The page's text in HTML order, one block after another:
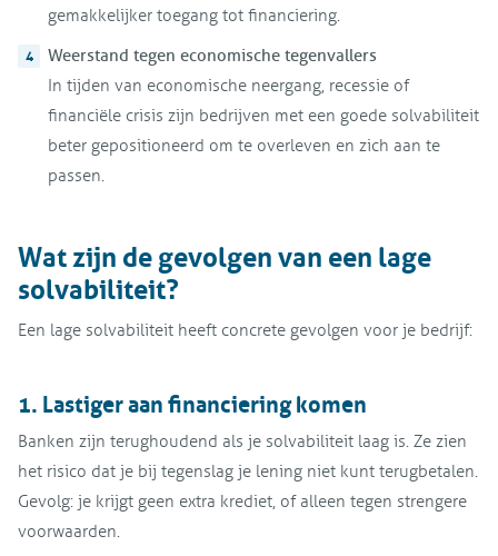
gemakkelijker toegang tot financiering.
Weerstand tegen economische tegenvallers
In tijden van economische neergang, recessie of
financiële crisis zijn bedrijven met een goede solvabiliteit
beter gepositioneerd om te overleven en zich aan te
passen.
Wat zijn de gevolgen van een lage
solvabiliteit?
Een lage solvabiliteit heeft concrete gevolgen voor je bedrijf:
1. Lastiger aan financiering komen
Banken zijn terughoudend als je solvabiliteit laag is. Ze zien
het risico dat je bij tegenslag je lening niet kunt terugbetalen.
Gevolg: je krijgt geen extra krediet, of alleen tegen strengere
voorwaarden.